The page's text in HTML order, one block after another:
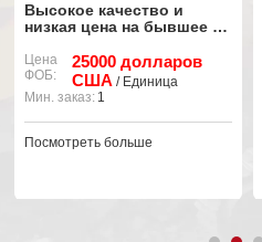
Высокое качество и
низкая цена на бывшее в
экскаваторное
оборудование марки
Sany 235h
Цена
ФОБ:
25000 долларов
США/ Единица
Мин. заказ:1
Посмотреть больше